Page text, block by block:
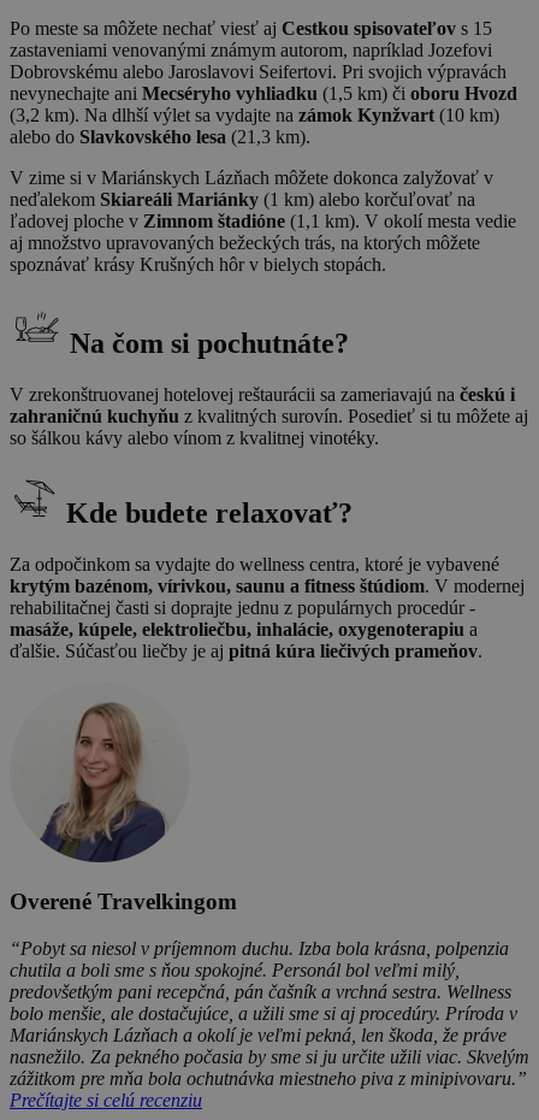
Po meste sa môžete nechať viesť aj Cestkou spisovateľov s 15
zastaveniami venovanými známym autorom, napríklad Jozefovi
Dobrovskému alebo Jaroslavovi Seifertovi. Pri svojich výpravách
nevynechajte ani Mecséryho vyhliadku (1,5 km) či oboru Hvozd
(3,2 km). Na dlhší výlet sa vydajte na zámok Kynžvart (10 km)
alebo do Slavkovského lesa (21,3 km).
V zime si v Mariánskych Lázňach môžete dokonca zalyžovať v
neďalekom Skiareáli Mariánky (1 km) alebo korčuľovať na
ľadovej ploche v Zimnom štadióne (1,1 km). V okolí mesta vedie
aj množstvo upravovaných bežeckých trás, na ktorých môžete
spoznávať krásy Krušných hôr v bielych stopách.
Na čom si pochutnáte?
V zrekonštruovanej hotelovej reštaurácii sa zameriavajú na českú i
zahraničnú kuchyňu z kvalitných surovín. Posedieť si tu môžete aj
so šálkou kávy alebo vínom z kvalitnej vinotéky.
Kde budete relaxovať?
Za odpočinkom sa vydajte do wellness centra, ktoré je vybavené
krytým bazénom, vírivkou, saunu a fitness štúdiom. V modernej
rehabilitačnej časti si doprajte jednu z populárnych procedúr -
masáže, kúpele, elektroliečbu, inhalácie, oxygenoterapiu a
ďalšie. Súčasťou liečby je aj pitná kúra liečivých prameňov.
Overené Travelkingom
“Pobyt sa niesol v príjemnom duchu. Izba bola krásna, polpenzia
chutila a boli sme s ňou spokojné. Personál bol veľmi milý,
predovšetkým pani recepčná, pán čašník a vrchná sestra. Wellness
bolo menšie, ale dostačujúce, a užili sme si aj procedúry. Príroda v
Mariánskych Lázňach a okolí je veľmi pekná, len škoda, že práve
nasnežilo. Za pekného počasia by sme si ju určite užili viac. Skvelým
zážitkom pre mňa bola ochutnávka miestneho piva z minipivovaru.”
Prečítajte si celú recenziu